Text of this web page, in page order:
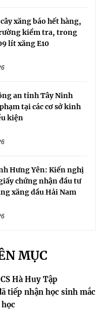
xăng báo hết hàng,
kiểm tra, trong
lít xăng E10
an tỉnh Tây Ninh
tại các cơ sở kinh
kiện
Hưng Yên: Kiến nghị
chứng nhận đầu tư
xăng dầu Hải Nam
MỤC
Hà Huy Tập
tiếp nhận học sinh mắc
học